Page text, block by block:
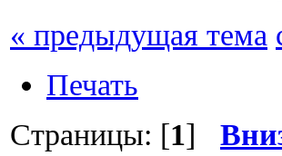
« предыдущая тема
Печать
Страницы: [1]